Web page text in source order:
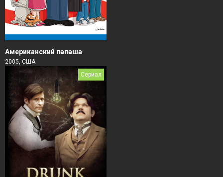
Американский папаша
2005, США
Сериал